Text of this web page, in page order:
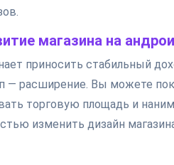
магазина на
приносить стабильный
— расширение. Вы можете
торговую площадь и
изменить дизайн